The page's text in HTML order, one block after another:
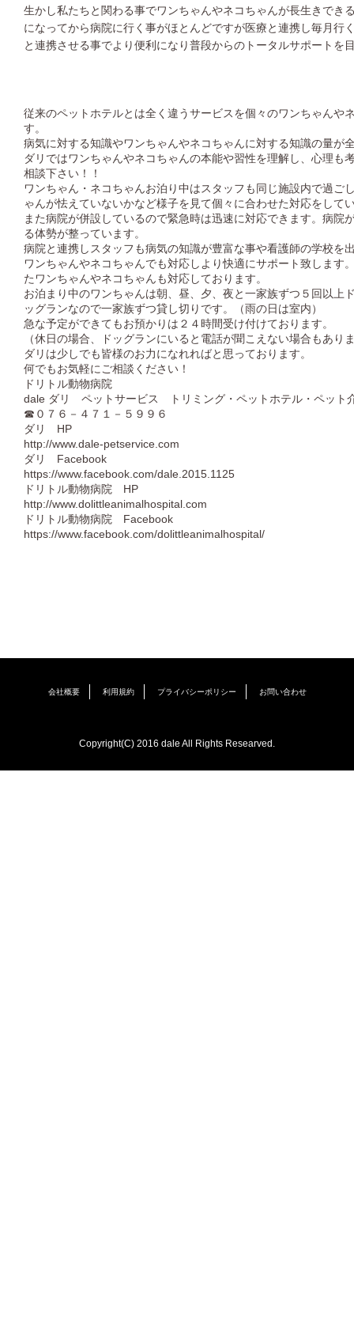
生かし私たちと関わる事でワンちゃんやネコちゃんが長生きで
になってから病院に行く事がほとんどですが医療と連携し毎月行
と連携させる事でより便利になり普段からのトータルサポートを
従来のペットホテルとは全く違うサービスを個々のワンちゃんや
す。
病気に対する知識やワンちゃんやネコちゃんに対する知識の量が
ダリではワンちゃんやネコちゃんの本能や習性を理解し、心理も
相談下さい！！
ワンちゃん・ネコちゃんお泊り中はスタッフも同じ施設内で過ご
ゃんが怯えていないかなど様子を見て個々に合わせた対応をして
また病院が併設しているので緊急時は迅速に対応できます。病院
る体勢が整っています。
病院と連携しスタッフも病気の知識が豊富な事や看護師の学校を
ワンちゃんやネコちゃんでも対応しより快適にサポート致します
たワンちゃんやネコちゃんも対応しております。
お泊まり中のワンちゃんは朝、昼、夕、夜と一家族ずつ５回以上
ッグランなので一家族ずつ貸し切りです。（雨の日は室内）
急な予定ができてもお預かりは２４時間受け付けております。
（休日の場合、ドッグランにいると電話が聞こえない場合もあり
ダリは少しでも皆様のお力になれればと思っております。
何でもお気軽にご相談ください！
ドリトル動物病院
dale ダリ ペットサービス トリミング・ペットホテル・ペット
☎０７６－４７１－５９９６
ダリ HP
http://www.dale-petservice.com
ダリ Facebook
https://www.facebook.com/dale.2015.1125
ドリトル動物病院 HP
http://www.dolittleanimalhospital.com
ドリトル動物病院 Facebook
https://www.facebook.com/dolittleanimalhospital/
会社概要 利用規約 プライバシーポリシー お問い合わせ
Copyright(C) 2016 dale All Rights Researved.